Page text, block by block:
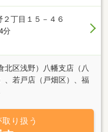
丁目１５－４６
分
区浅野）八幡支店（八
、若戸店（戸畑区）、福
動産売買仲介・賃貸管
く活動させて頂いており
運用の事なら何でもおま
り扱う